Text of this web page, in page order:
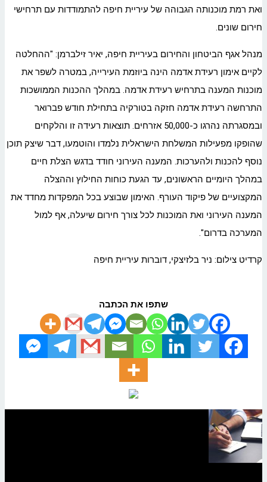
ואת רמת מוכנותה הגבוהה של עיריית חיפה להתמודדות עם תרחישי
חירום שונים.
מנהל אגף הביטחון והחירום בעיריית חיפה, יאיר זילברמן: "ההחלטה
לקיים אימון רעידת אדמה הינה ביוזמת העירייה, במטרה לשפר את
מוכנות המענה בתרחיש רעידת אדמה. במהלך ההכנות הממושכות
התרחשה רעידת אדמה חזקה בטורקיה בתחילת חודש פברואר
ובמסגרתה נהרגו כ-50,000 אזרחים. תוצאות רעידה זו והלקחים
שהופקו מפעילות המשלחת הישראלית נלמדו והוטמעו, דבר שיצק תוכן
נוסף להכנות ולהערכות. המענה העירוני חודד בדגש הצלת חיים
במהלך היומיים הראשונים, עד הגעת כוחות החילוץ וההצלה
המקצועיים של פיקוד העורף. האימון שבוצע בכל המפקדות מחדד את
המענה העירוני ואת המוכנות לכל צורך חירום שיעלה, אף למול
המערכה בדרום".
קרדיט צילום: ניר בלזיצקי, דוברות עיריית חיפה
שתפו את הכתבה